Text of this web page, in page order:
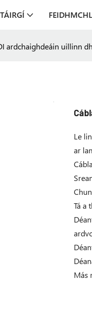
TÁIRGÍ
ardchaighdeáin uillinn
Le
ar
Tá a
Más